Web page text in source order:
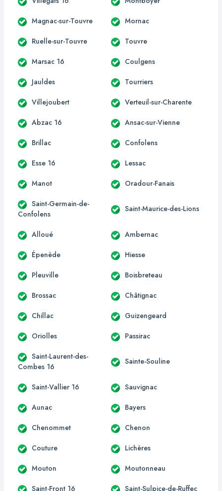
Magnac-sur-Touvre Mornac
Ruelle-sur-Touvre Touvre
Marsac 16 Coulgens
Jauldes Tourriers
Villejoubert Verteuil-sur-Charente
Abzac 16 Ansac-sur-Vienne
Brillac Confolens
Esse 16 Lessac
Manot Oradour-Fanais
Saint-Germain-de-
Confolens
Saint-Maurice-des-Lions
Alloué Ambernac
Épenède Hiesse
Pleuville Boisbreteau
Brossac Châtignac
Chillac Guizengeard
Oriolles Passirac
Saint-Laurent-des-
Combes 16
Sainte-Souline
Saint-Vallier 16 Sauvignac
Aunac Bayers
Chenommet Chenon
Couture Lichères
Mouton Moutonneau
Saint-Front 16 Saint-Sulpice-de-Ruffec